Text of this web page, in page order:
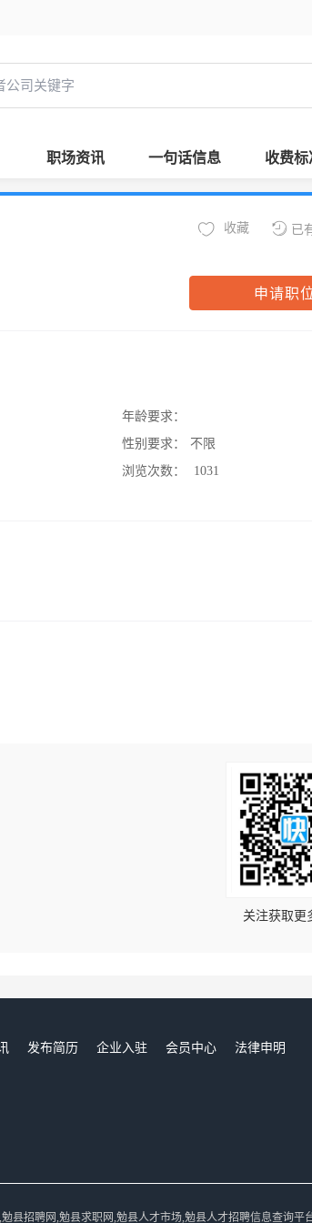
职场资讯 一句话信息 收费标
已
收藏
申请职
年龄要求：
性别要求：
不限
浏览次数：
1031
关注获取更
发布简历 企业入驻 会员中心
法律申明
县招聘网,勉县求职网,勉县人才市场,勉县人才招聘信息查询平